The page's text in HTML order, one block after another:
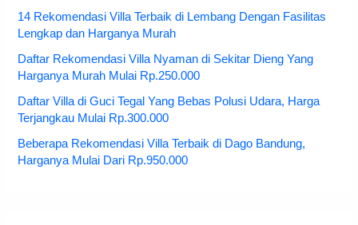
14 Rekomendasi Villa Terbaik di Lembang Dengan Fasilitas
Lengkap dan Harganya Murah
Daftar Rekomendasi Villa Nyaman di Sekitar Dieng Yang
Harganya Murah Mulai Rp.250.000
Daftar Villa di Guci Tegal Yang Bebas Polusi Udara, Harga
Terjangkau Mulai Rp.300.000
Beberapa Rekomendasi Villa Terbaik di Dago Bandung,
Harganya Mulai Dari Rp.950.000